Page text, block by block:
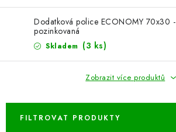
PARKOVACÍ BLOKÁDY
AKCE A SLEVY
Dodatková police ECONOMY 70x30 -
pozinkovaná
Skladem (3 ks)
Zobrazit více produktů
FILTROVAT PRODUKTY